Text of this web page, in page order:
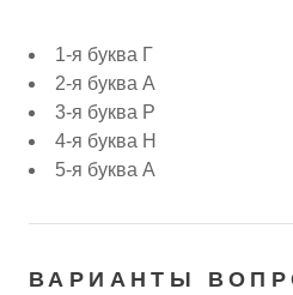
1-я буква Г
2-я буква А
3-я буква Р
4-я буква Н
5-я буква А
ВАРИАНТЫ